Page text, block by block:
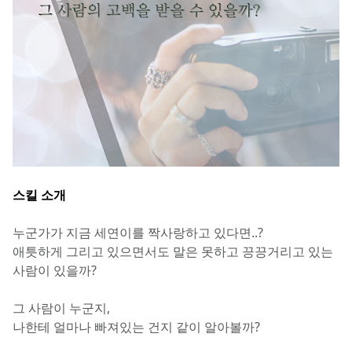
스킬 소개
누군가가 지금 세연이를 짝사랑하고 있다면..?
애틋하게 그리고 있으면서도 말은 못하고 끙끙거리고 있는
사람이 있을까?
그 사람이 누군지,
나한테 얼마나 빠져있는 건지 같이 알아볼까?